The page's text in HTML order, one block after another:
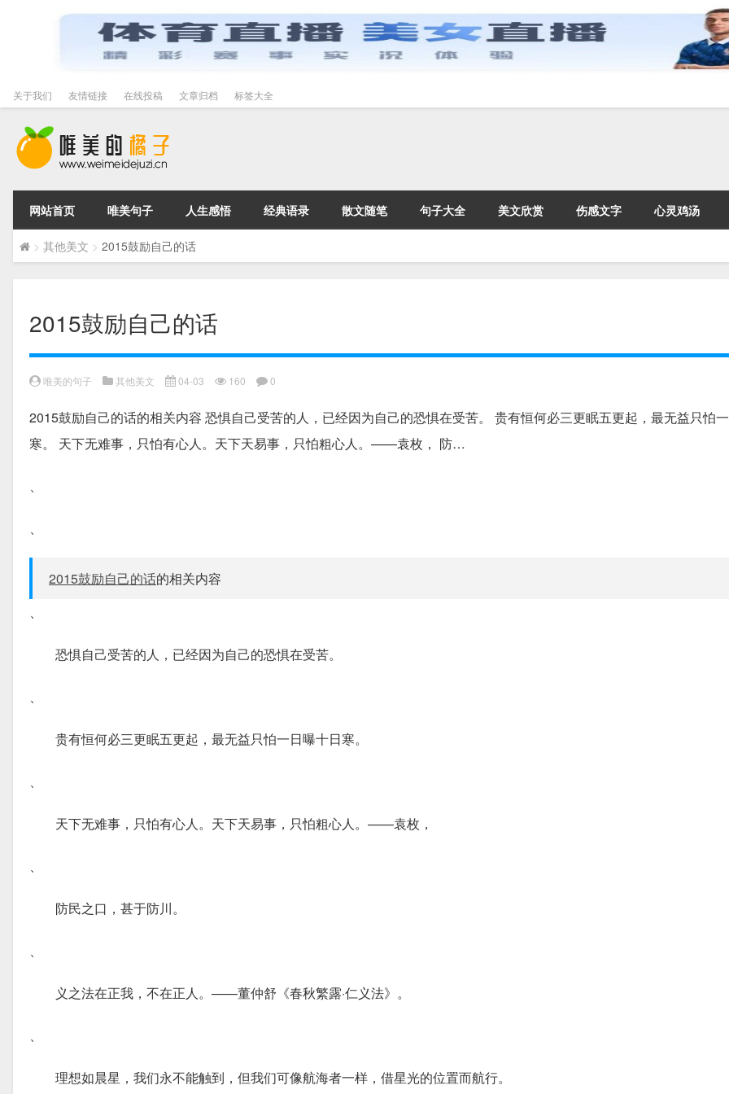
关于我们 友情链接 在线投稿 文章归档 标签大全
网站首页 唯美句子 人生感悟 经典语录 散文随笔 句子大全 美文欣赏 伤感文字 心灵鸡汤
> 其他美文 > 2015鼓励自己的话
2015鼓励自己的话
唯美的句子 其他美文 04-03 160 0
2015鼓励自己的话的相关内容 恐惧自己受苦的人，已经因为自己的恐惧在受苦。 贵有恒何必三更眠五更起，最无益只怕
寒。 天下无难事，只怕有心人。天下天易事，只怕粗心人。——袁枚， 防…
、
、
2015鼓励自己的话的相关内容
、
恐惧自己受苦的人，已经因为自己的恐惧在受苦。
、
贵有恒何必三更眠五更起，最无益只怕一日曝十日寒。
、
天下无难事，只怕有心人。天下天易事，只怕粗心人。——袁枚，
、
防民之口，甚于防川。
、
义之法在正我，不在正人。——董仲舒《春秋繁露·仁义法》。
、
理想如晨星，我们永不能触到，但我们可像航海者一样，借星光的位置而航行。